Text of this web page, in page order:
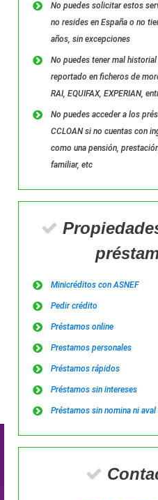
No puedes solicitar estos
no resides en España o no
años, sin excepciones
No puedes tener mal
reportado en ficheros de
RAI, EQUIFAX, EXPERIAN,
No puedes acceder a los
CCLOAN si no cuentas con
como una pensión,
familiar, etc
Minicréditos con ASNEF
Pedir crédito
Préstamos online
Prestamos personales
Préstamos rápidos
Préstamos sin intereses
Préstamos sin nomina ni